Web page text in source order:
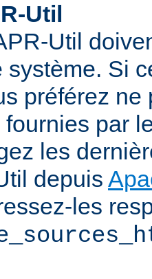
Util
Util
système. Si
préférez ne
par
les
depuis
les